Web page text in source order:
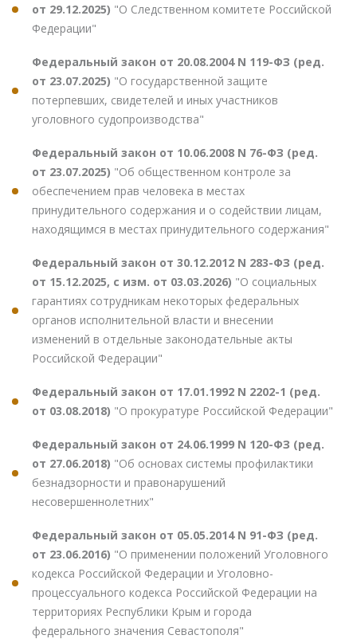
от 29.12.2025) "О Следственном комитете Российской
Федерации"
Федеральный закон от 20.08.2004 N 119-ФЗ (ред.
от 23.07.2025) "О государственной защите
потерпевших, свидетелей и иных участников
уголовного судопроизводства"
Федеральный закон от 10.06.2008 N 76-ФЗ (ред.
от 23.07.2025) "Об общественном контроле за
обеспечением прав человека в местах
принудительного содержания и о содействии лицам,
находящимся в местах принудительного содержания"
Федеральный закон от 30.12.2012 N 283-ФЗ (ред.
от 15.12.2025, с изм. от 03.03.2026) "О социальных
гарантиях сотрудникам некоторых федеральных
органов исполнительной власти и внесении
изменений в отдельные законодательные акты
Российской Федерации"
Федеральный закон от 17.01.1992 N 2202-1 (ред.
от 03.08.2018) "О прокуратуре Российской Федерации"
Федеральный закон от 24.06.1999 N 120-ФЗ (ред.
от 27.06.2018) "Об основах системы профилактики
безнадзорности и правонарушений
несовершеннолетних"
Федеральный закон от 05.05.2014 N 91-ФЗ (ред.
от 23.06.2016) "О применении положений Уголовного
кодекса Российской Федерации и Уголовно-
процессуального кодекса Российской Федерации на
территориях Республики Крым и города
федерального значения Севастополя"